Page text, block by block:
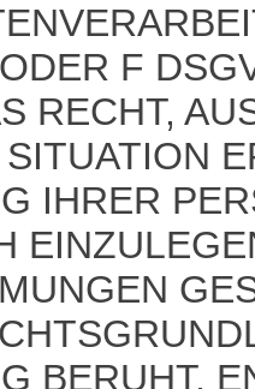
F
RECHT,
IHRER
BERUHT,